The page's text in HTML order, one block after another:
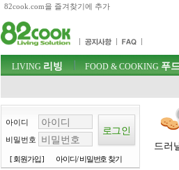
82cook.com을 즐겨찾기에 추가
주메뉴 바로가기
컨텐츠 바로가기
검색 바로가기
로그인 바로가기
주메뉴
LIVING 리빙 FOOD & COOKING 푸
아이디
비밀번호
[ 회원가입 ] 아이디/ 비밀번호 찾기
드러